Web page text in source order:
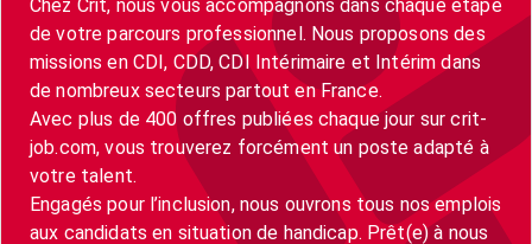
Chez Crit, nous vous accompagnons dans chaque étape
de votre parcours professionnel. Nous proposons des
missions en CDI, CDD, CDI Intérimaire et Intérim dans
de nombreux secteurs partout en France.
Avec plus de 400 offres publiées chaque jour sur crit-
job.com, vous trouverez forcément un poste adapté à
votre talent.
Engagés pour l’inclusion, nous ouvrons tous nos emplois
aux candidats en situation de handicap. Prêt(e) à nous